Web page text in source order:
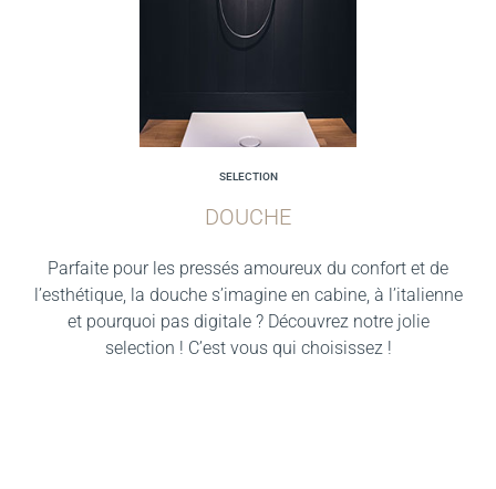
SELECTION
DOUCHE
Parfaite pour les pressés amoureux du confort et de
l’esthétique, la douche s’imagine en cabine, à l’italienne
et pourquoi pas digitale ? Découvrez notre jolie
selection ! C’est vous qui choisissez !